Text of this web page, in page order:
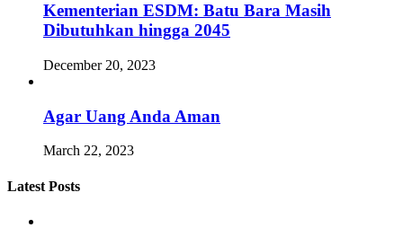
Kementerian ESDM: Batu Bara Masih
Dibutuhkan hingga 2045
December 20, 2023
Agar Uang Anda Aman
March 22, 2023
Latest Posts